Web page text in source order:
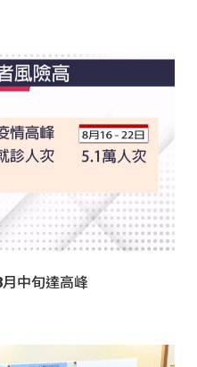
中旬達高峰